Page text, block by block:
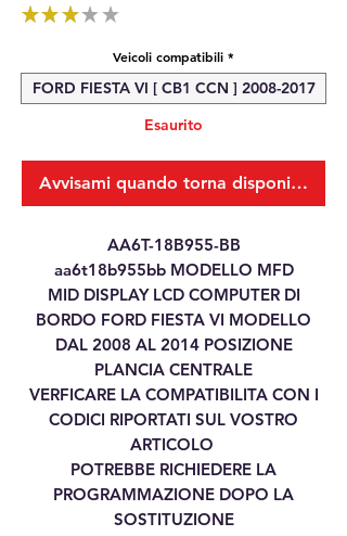
★ ★ ★ ★ ★
Veicoli compatibili *
FORD FIESTA VI [ CB1 CCN ] 2008-2017
Esaurito
Avvisami quando torna disponibile
AA6T-18B955-BB
aa6t18b955bb MODELLO MFD
MID DISPLAY LCD COMPUTER DI
BORDO FORD FIESTA VI MODELLO
DAL 2008 AL 2014 POSIZIONE
PLANCIA CENTRALE
VERFICARE LA COMPATIBILITA CON I
CODICI RIPORTATI SUL VOSTRO
ARTICOLO
POTREBBE RICHIEDERE LA
PROGRAMMAZIONE DOPO LA
SOSTITUZIONE